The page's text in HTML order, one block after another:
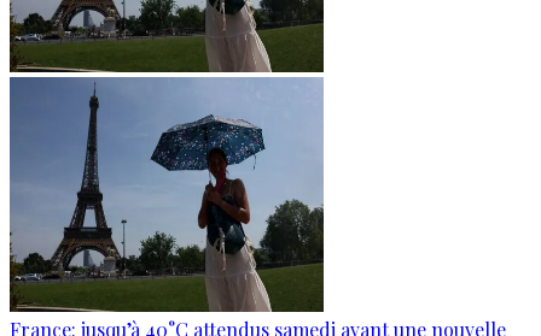
France: jusqu’à 40°C attendus samedi avant une nouvelle